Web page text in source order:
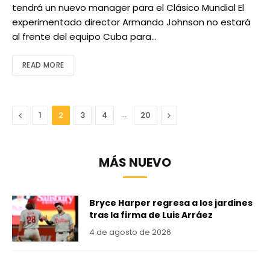
tendrá un nuevo manager para el Clásico Mundial El
experimentado director Armando Johnson no estará
al frente del equipo Cuba para…
READ MORE
Anterior
1 2 3 4 … 20 Next
MÁS NUEVO
Bryce Harper regresa a los jardines
tras la firma de Luis Arráez
4 de agosto de 2026